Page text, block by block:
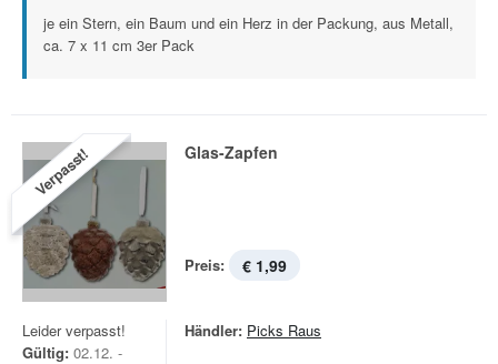
je ein Stern, ein Baum und ein Herz in der Packung, aus Metall,
ca. 7 x 11 cm 3er Pack
Verpasst! Glas-Zapfen
Preis: € 1,99
Leider verpasst!
Gültig: 02.12. -
Händler: Picks Raus